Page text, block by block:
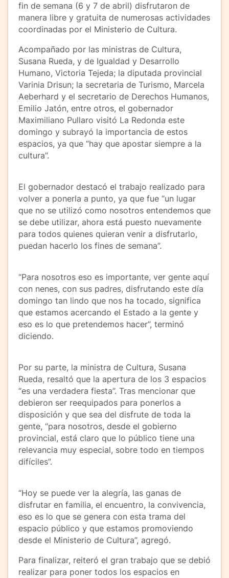
fin de semana (6 y 7 de abril) disfrutaron de
manera libre y gratuita de numerosas actividades
coordinadas por el Ministerio de Cultura.
Acompañado por las ministras de Cultura,
Susana Rueda, y de Igualdad y Desarrollo
Humano, Victoria Tejeda; la diputada provincial
Varinia Drisun; la secretaria de Turismo, Marcela
Aeberhard y el secretario de Derechos Humanos,
Emilio Jatón, entre otros, el gobernador
Maximiliano Pullaro visitó La Redonda este
domingo y subrayó la importancia de estos
espacios, ya que “hay que apostar siempre a la
cultura”.
El gobernador destacó el trabajo realizado para
volver a ponerla a punto, ya que fue “un lugar
que no se utilizó como nosotros entendemos que
se debe utilizar, ahora está puesto nuevamente
para todos quienes quieran venir a disfrutarlo,
puedan hacerlo los fines de semana”.
“Para nosotros eso es importante, ver gente aquí
con nenes, con sus padres, disfrutando este día
domingo tan lindo que nos ha tocado, significa
que estamos acercando el Estado a la gente y
eso es lo que pretendemos hacer”, terminó
diciendo.
Por su parte, la ministra de Cultura, Susana
Rueda, resaltó que la apertura de los 3 espacios
“es una verdadera fiesta”. Tras mencionar que
debieron ser reequipados para ponerlos a
disposición y que sea del disfrute de toda la
gente, “para nosotros, desde el gobierno
provincial, está claro que lo público tiene una
relevancia muy especial, sobre todo en tiempos
difíciles”.
“Hoy se puede ver la alegría, las ganas de
disfrutar en familia, el encuentro, la convivencia,
eso es lo que se genera con esta trama del
espacio público y que estamos promoviendo
desde el Ministerio de Cultura”, agregó.
Para finalizar, reiteró el gran trabajo que se debió
realizar para poner todos los espacios en